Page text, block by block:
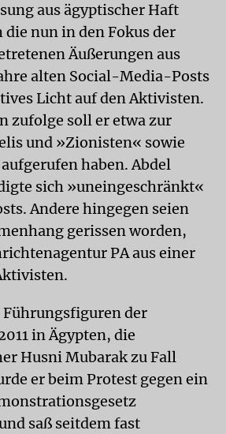
aus ägyptischer Haft
nun in den Fokus der
Äußerungen aus
alten Social-Media-Posts
Licht auf den Aktivisten.
zufolge soll er etwa zur
und »Zionisten« sowie
haben. Abdel
sich »uneingeschränkt«
Andere hingegen seien
gerissen worden,
PA aus einer
Führungsfiguren der
in Ägypten, die
Husni Mubarak zu Fall
er beim Protest gegen ein
saß seitdem fast